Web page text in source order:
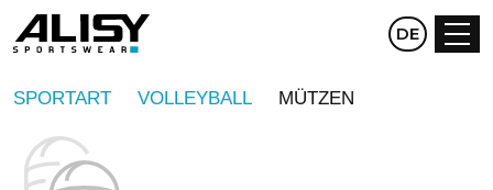
CZ EN
DE
SPORTART VOLLEYBALL MÜTZEN